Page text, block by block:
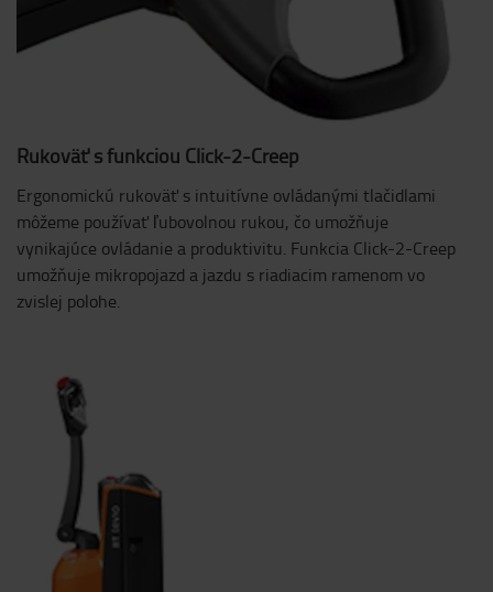
Rukoväť s funkciou Click-2-Creep
Ergonomickú rukoväť s intuitívne ovládanými tlačidlami
môžeme používať ľubovolnou rukou, čo umožňuje
vynikajúce ovládanie a produktivitu. Funkcia Click-2-Creep
umožňuje mikropojazd a jazdu s riadiacim ramenom vo
zvislej polohe.